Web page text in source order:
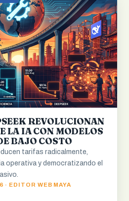
REVOLUCIONAN
LA IA CON MODELOS
BAJO COSTO
tarifas radicalmente,
operativa y democratizando el
· EDITOR WEB MAYA